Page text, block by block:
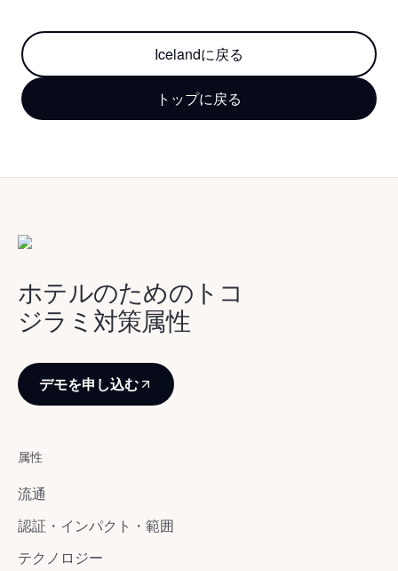
Arnanes
Country
Höfn,Iceland
Gerði
guesthouse
Reynivellir
guesthouse
Guesthouse
Höfn,Iceland
Höfn
Iceland
Jökull
Höfn,
Iceland
Höfn
Icelandに戻る
トップに戻る
ホテルのためのトコ
ジラミ対策属性
デモを申し込む
属性
流通
認証・インパクト・範囲
テクノロジー